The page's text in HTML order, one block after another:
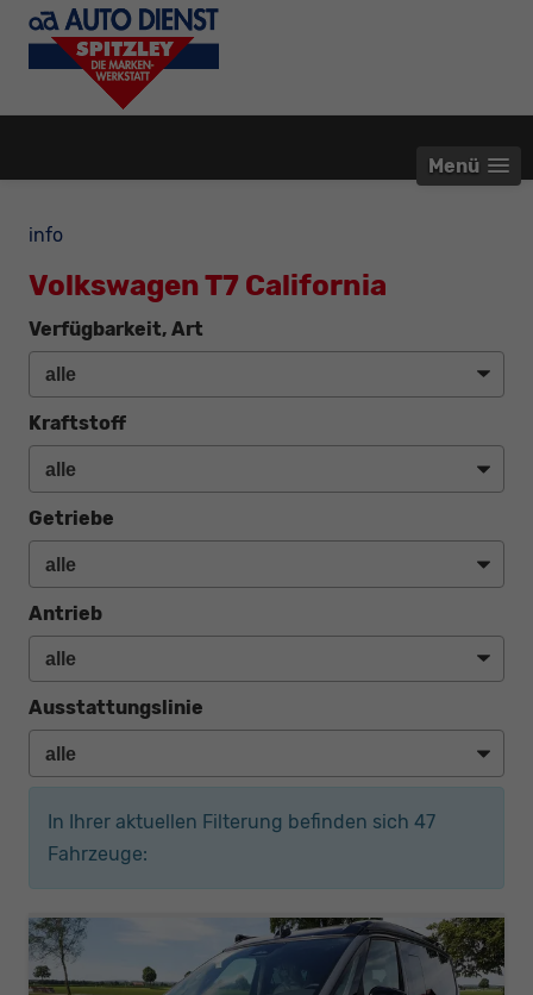
Menü
info
Volkswagen T7 California
Verfügbarkeit, Art
Kraftstoff
Getriebe
Antrieb
Ausstattungslinie
In Ihrer aktuellen Filterung befinden sich 47
Fahrzeuge: